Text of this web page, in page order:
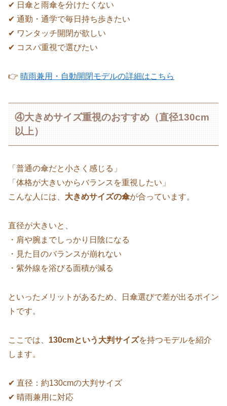
✔ 日傘と雨傘を分けたくない
✔ 通勤・通学で毎日持ち歩きたい
✔ ワンタッチ開閉が欲しい
✔ コスパ重視で選びたい
👉 晴雨兼用・自動開閉モデルの詳細はこちら
④大きめサイズ重視のおすすめ（直径130cm
以上）
「普通の傘だと小さく感じる」
「体格が大きいからバランスを重視したい」
こんな人には、 大きめサイズの傘が合っています。
直径が大きいと、
・肩や腕までしっかり日陰になる
・見た目のバランスが崩れない
・紫外線を浴びる面積が減る
といったメリットがあるため、日傘選びで差が出るポイン
トです。
ここでは、 130cmという大判サイズを持つモデルを紹介
します。
✔ 直径：約130cmの大判サイズ
✔ 晴雨兼用に対応